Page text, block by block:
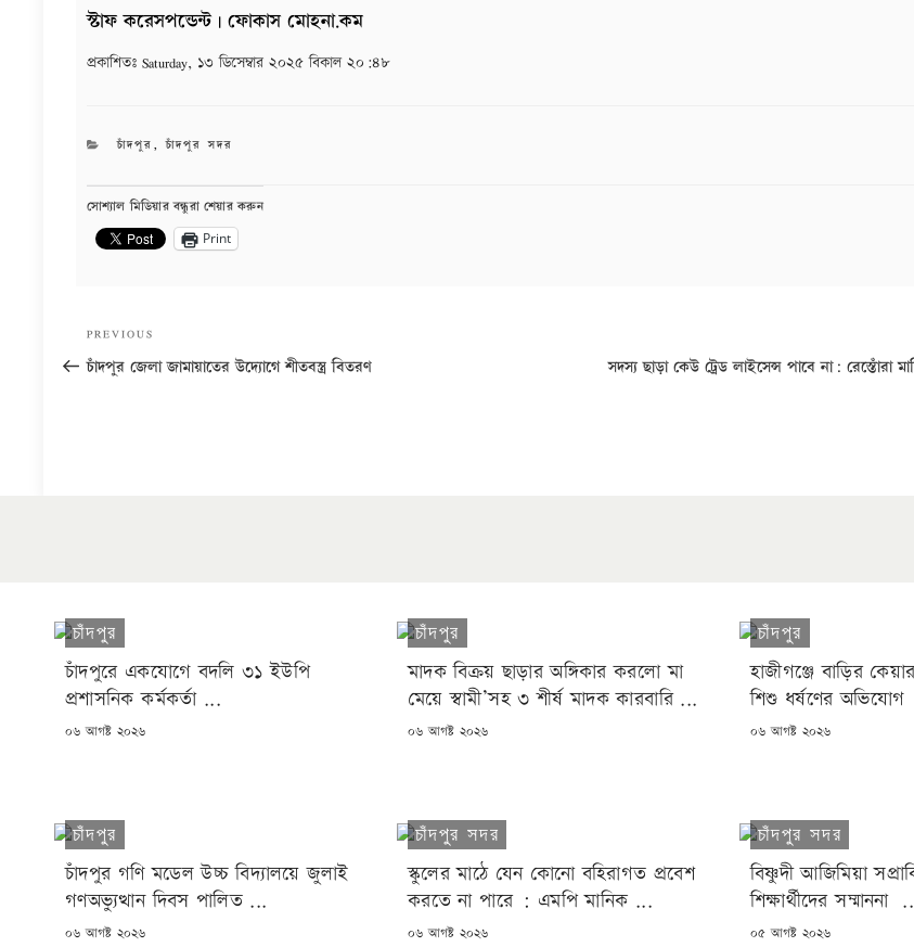
স্টাফ করেসপন্ডেন্ট | ফোকাস মোহনা.কম
প্রকাশিতঃ Saturday, ১৩ ডিসেম্বার ২০২৫ বিকাল ২০:৪৮
CATEGORIES
চাঁদপুর ,চাঁদপুর সদর
সোশ্যাল মিডিয়ার বন্ধুরা শেয়ার করুন
Print
Post
navigation
Previous
Post
PREVIOUS
চাঁদপুর জেলা জামায়াতের উদ্যোগে শীতবস্ত্র বিতরণ সদস্য ছাড়া কেউ ট্রেড লাই‌সেন্স পাবে না: রেস্তোঁরা
চাঁদপুর
চাঁদপুরে একযোগে বদলি ৩১ ইউপি
প্রশাসনিক কর্মকর্তা ...
POSTED
০৬ আগষ্ট ২০২৬
চাঁদপুর
মাদক বিক্রয় ছাড়ার অঙ্গিকার করলো মা
মেয়ে স্বামী’সহ ৩ শীর্ষ মাদক কারবারি ...
POSTED
০৬ আগষ্ট ২০২৬
চাঁদপুর
হাজীগঞ্জে বাড়ির
শিশু ধর্ষণের
POSTED
০৬ আগষ্ট ২০২৬
চাঁদপুর
চাঁদপুর গণি মডেল উচ্চ বিদ্যালয়ে জুলাই
গণঅভ্যুত্থান দিবস পালিত ...
POSTED
০৬ আগষ্ট ২০২৬
চাঁদপুর সদর
স্কুলের মাঠে যেন কোনো বহিরাগত প্রবেশ
করতে না পারে : এমপি মানিক ...
POSTED
০৬ আগষ্ট ২০২৬
চাঁদপুর সদর
বিষ্ণুদী আজিমিয়া
শিক্ষার্থীদের সম্মাননা
POSTED
০৫ আগষ্ট ২০২৬